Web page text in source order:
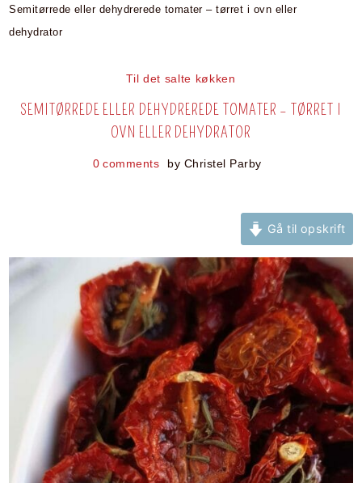
Semitørrede eller dehydrerede tomater – tørret i ovn eller
dehydrator
Til det salte køkken
SEMITØRREDE ELLER DEHYDREREDE TOMATER – TØRRET I
OVN ELLER DEHYDRATOR
0 comments by Christel Parby
Gå til opskrift